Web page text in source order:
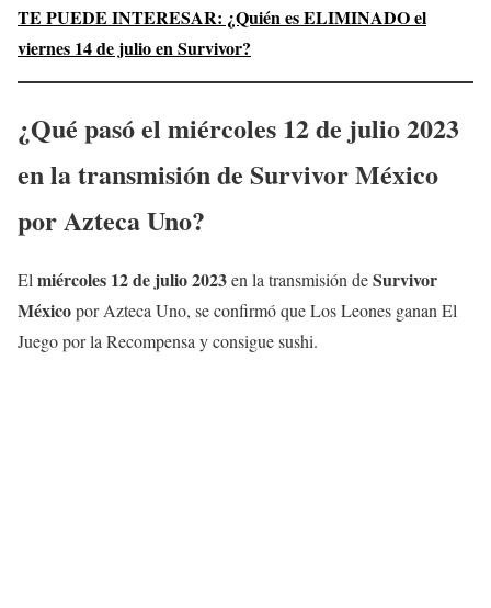
TE PUEDE INTERESAR: ¿Quién es ELIMINADO el
viernes 14de julio en Survivor?
¿Qué pasó el miércoles 12 de julio2023
en la transmisión de Survivor México
por Azteca Uno?
Elmiércoles 12 de julio2023en la transmisión deSurvivor
Méxicopor Azteca Uno, se confirmó que Los Leones ganan El
Juego por la Recompensa y consigue sushi.